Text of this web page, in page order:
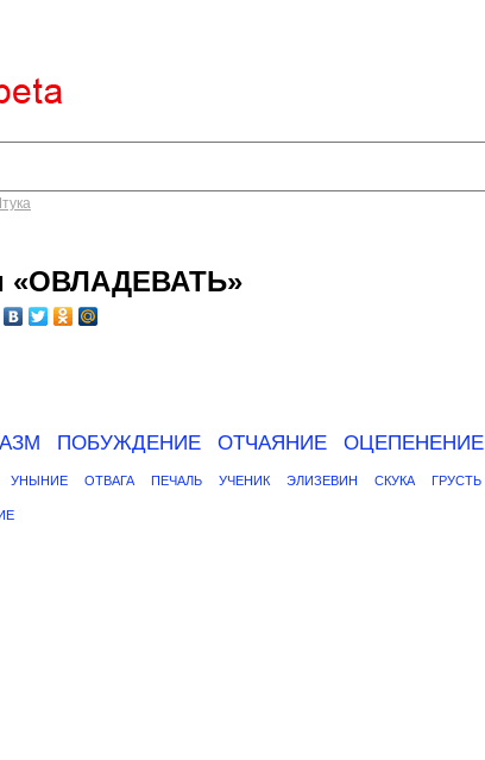
«ОВЛАДЕВАТЬ»
ПОБУЖДЕНИЕ ОТЧАЯНИЕ ОЦЕПЕНЕНИЕ
УНЫНИЕ ОТВАГА ПЕЧАЛЬ УЧЕНИК ЭЛИЗЕВИН СКУКА ГРУСТЬ